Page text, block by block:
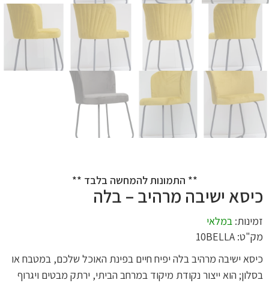
** התמונות להמחשה בלבד **
כיסא ישיבה מרהיב – בלה
זמינות: במלאי
מק"ט: 10BELLA
כיסא ישיבה מרהיב בלה יפיח חיים בפינת האוכל שלכם, במטבח או
בסלון; הוא ייצור נקודת מיקוד במרחב הביתי, ירתק מבטים ויגרוף